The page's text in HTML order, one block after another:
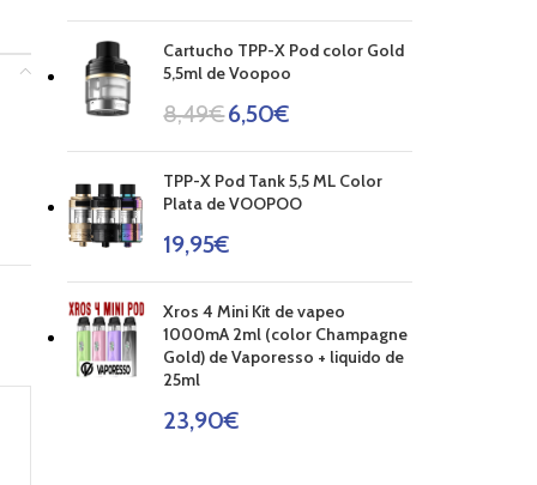
Cartucho TPP-X Pod color Gold
5,5ml de Voopoo
8,49€6,50€
TPP-X Pod Tank 5,5 ML Color
Plata de VOOPOO
19,95€
Xros 4 Mini Kit de vapeo
1000mA 2ml (color Champagne
Gold) de Vaporesso + liquido de
25ml
23,90€